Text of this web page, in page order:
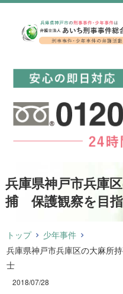
兵庫県神戸市兵庫
捕 保護観察を目
トップ
少年事件
兵庫県神戸市兵庫区の大麻所
士
2018/07/28